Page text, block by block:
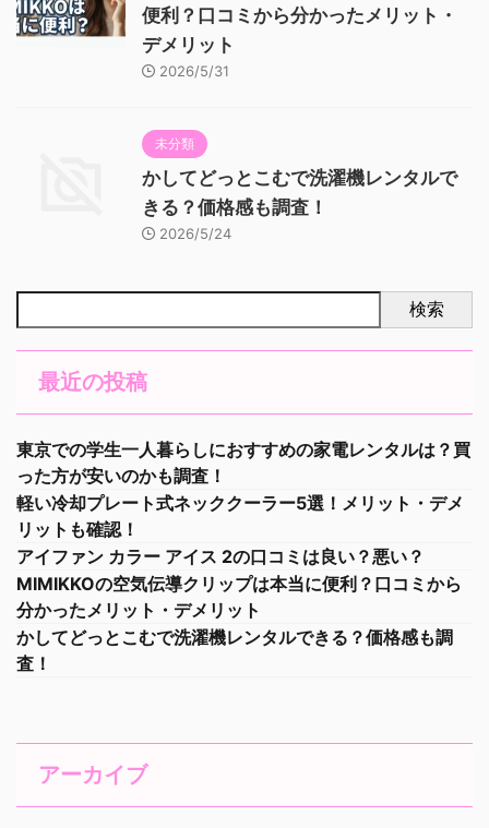
便利？口コミから分かったメリット・
デメリット
2026/5/31
未分類
かしてどっとこむで洗濯機レンタルで
きる？価格感も調査！
2026/5/24
検索
最近の投稿
東京での学生一人暮らしにおすすめの家電レンタルは？買
った方が安いのかも調査！
軽い冷却プレート式ネッククーラー5選！メリット・デメ
リットも確認！
アイファン カラー アイス 2の口コミは良い？悪い？
MIMIKKOの空気伝導クリップは本当に便利？口コミから
分かったメリット・デメリット
かしてどっとこむで洗濯機レンタルできる？価格感も調
査！
アーカイブ